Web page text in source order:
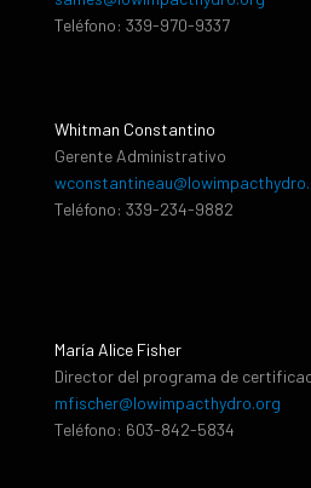
Teléfono: 339-970-9337
Whitman Constantino
Gerente Administrativo
Teléfono: 339-234-9882
María Alice Fisher
Director del programa de
mfischer@lowimpacthydro.org
Teléfono: 603-842-5834